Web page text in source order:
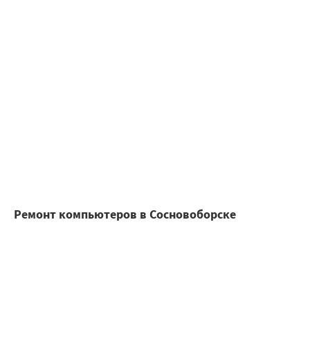
Ремонт компьютеров в Сосновоборске